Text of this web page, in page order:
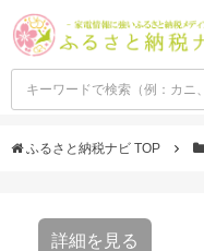
ふるさと納税ナビ TOP
詳細を見る